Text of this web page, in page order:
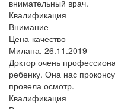
внимательный врач.
Квалификация
Внимание
Цена-качество
Милана, 26.11.2019
Доктор очень
ребенку. Она нас
провела осмотр.
Квалификация